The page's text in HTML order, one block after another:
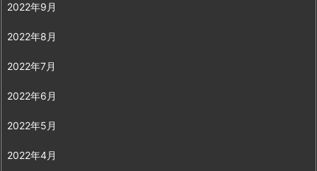
2022年9月
2022年8月
2022年7月
2022年6月
2022年5月
2022年4月